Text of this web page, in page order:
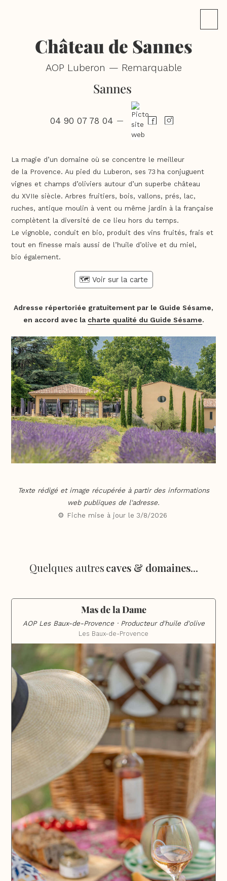
Château de Sannes
AOP Luberon — Remarquable
Sannes
04 90 07 78 04 —
La magie d’un domaine où se concentre le meilleur
de la Provence. Au pied du Luberon, ses 73 ha conjuguent
vignes et champs d’oliviers autour d’un superbe château
du XVIIe siècle. Arbres fruitiers, bois, vallons, prés, lac,
ruches, antique moulin à vent ou même jardin à la française
complètent la diversité de ce lieu hors du temps.
Le vignoble, conduit en bio, produit des vins fruités, frais et
tout en finesse mais aussi de l’huile d’olive et du miel,
bio également.
🗺️ Voir sur la carte
Adresse répertoriée gratuitement par le Guide Sésame,
en accord avec la charte qualité du Guide Sésame.
Texte rédigé et image récupérée à partir des informations
web publiques de l'adresse.
⚙️ Fiche mise à jour le 3/8/2026
Quelques autrescaves & domaines...
Mas de la Dame
AOP Les Baux-de-Provence · Producteur d'huile d'olive
Les Baux-de-Provence